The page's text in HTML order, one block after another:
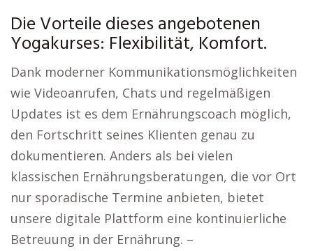
Die Vorteile dieses angebotenen
Yogakurses: Flexibilität, Komfort.
Dank moderner Kommunikationsmöglichkeiten
wie Videoanrufen, Chats und regelmäßigen
Updates ist es dem Ernährungscoach möglich,
den Fortschritt seines Klienten genau zu
dokumentieren. Anders als bei vielen
klassischen Ernährungsberatungen, die vor Ort
nur sporadische Termine anbieten, bietet
unsere digitale Plattform eine kontinuierliche
Betreuung in der Ernährung. –